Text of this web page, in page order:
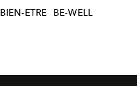
BIEN-ETRE
BE-WELL